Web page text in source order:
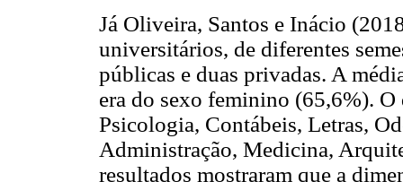
Já Oliveira, Santos e Inácio
universitários, de diferentes
públicas e duas privadas. A
era do sexo feminino (65,6%).
Psicologia, Contábeis, Letras,
Administração, Medicina,
resultados mostraram que a